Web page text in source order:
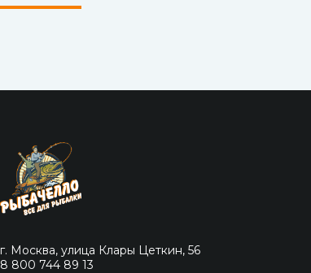
г. Москва, улица Клары Цеткин, 56
8 800 744 89 13